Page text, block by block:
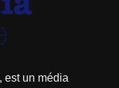
est un média